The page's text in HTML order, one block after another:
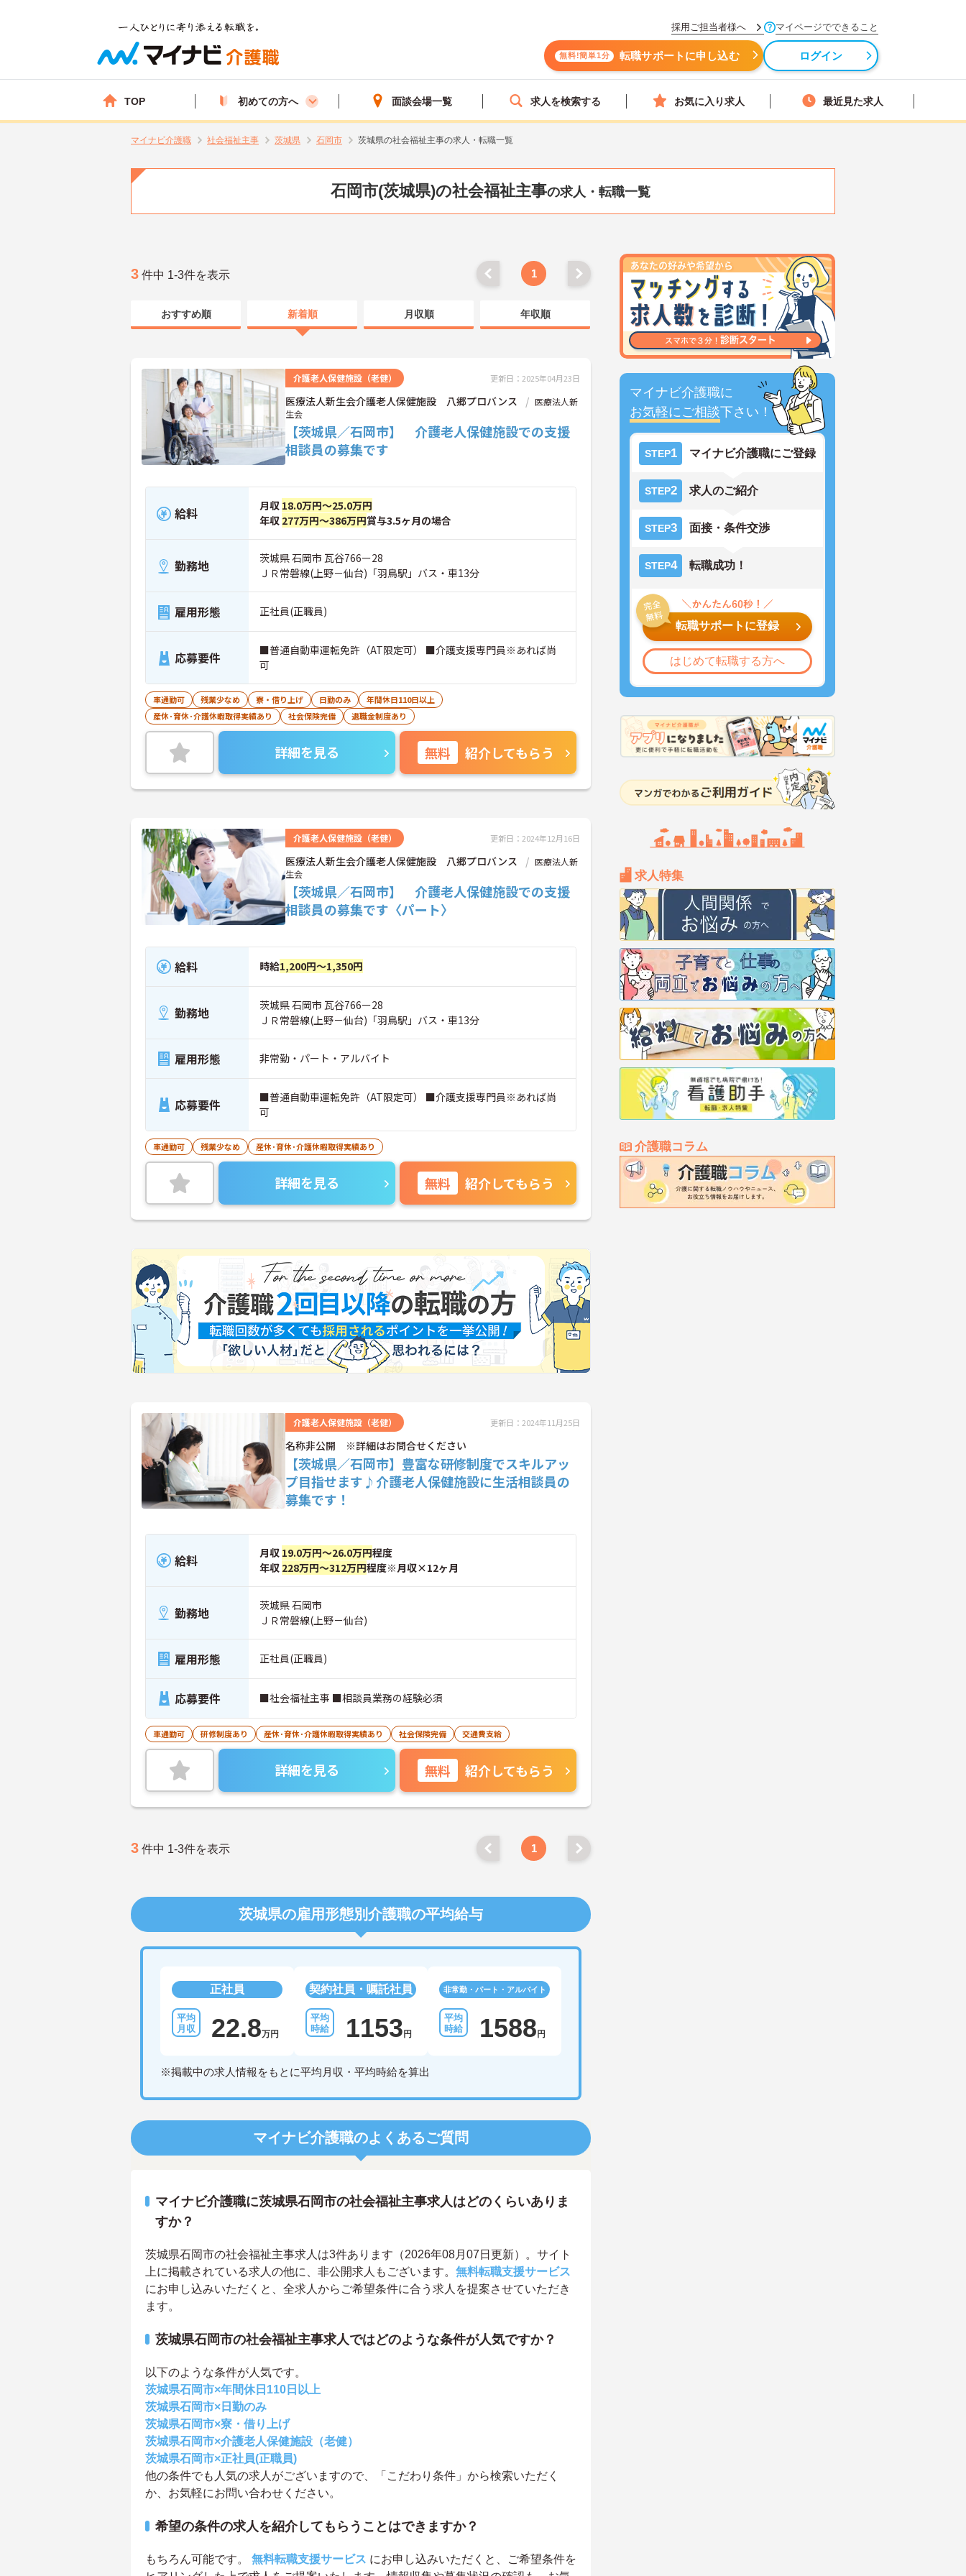
採用ご担当者様へ マイページでできること
無料!簡単1分 転職サポートに申し込む ログイン
TOP 初めての方へ 面談会場一覧 求人を検索する お気に入り求人 最近見た求人
マイナビ介護職 社会福祉主事 茨城県 石岡市 茨城県の社会福祉主事の求人・転職一覧
石岡市(茨城県)の社会福祉主事の求人・転職一覧
マイナビ介護職に
お気軽にご相談下さい！
STEP1 マイナビ介護職にご登録
STEP2 求人のご紹介
STEP3 面接・条件交渉
STEP4 転職成功！
転職サポートに登録
はじめて転職する方へ
求人特集
介護職コラム
3 件中 1-3件を表示 1
おすすめ順 新着順 月収順 年収順
介護老人保健施設（老健） 更新日：2025年04月23日
医療法人新生会介護老人保健施設 八郷プロバンス
医療法人新
生会
【茨城県／石岡市】 介護老人保健施設での支援
相談員の募集です
給料 月収 18.0万円～25.0万円
年収 277万円～386万円賞与3.5ヶ月の場合
勤務地
茨城県 石岡市 瓦谷766ー28
ＪＲ常磐線(上野－仙台)「羽鳥駅」バス・車13分
雇用形態 正社員(正職員)
応募要件
■普通自動車運転免許（AT限定可） ■介護支援専門員※あれば尚
可
車通勤可 残業少なめ 寮・借り上げ 日勤のみ
年間休日110日以上
産休･育休･介護休暇取得実績あり
社会保険完備 退職金制度あり
詳細を見る 無料 紹介してもらう
介護老人保健施設（老健） 更新日：2024年12月16日
医療法人新生会介護老人保健施設 八郷プロバンス
医療法人新
生会
【茨城県／石岡市】 介護老人保健施設での支援
相談員の募集です〈パート〉
給料 時給1,200円～1,350円
勤務地
茨城県 石岡市 瓦谷766ー28
ＪＲ常磐線(上野－仙台)「羽鳥駅」バス・車13分
雇用形態 非常勤・パート・アルバイト
応募要件
■普通自動車運転免許（AT限定可） ■介護支援専門員※あれば尚
可
車通勤可 残業少なめ 産休･育休･介護休暇取得実績あり
詳細を見る 無料 紹介してもらう
介護老人保健施設（老健） 更新日：2024年11月25日
名称非公開 ※詳細はお問合せください
【茨城県／石岡市】豊富な研修制度でスキルアッ
プ目指せます♪介護老人保健施設に生活相談員の
募集です！
給料 月収 19.0万円～26.0万円程度
年収 228万円～312万円程度※月収×12ヶ月
勤務地
茨城県 石岡市
ＪＲ常磐線(上野－仙台)
雇用形態 正社員(正職員)
応募要件 ■社会福祉主事 ■相談員業務の経験必須
車通勤可 研修制度あり 産休･育休･介護休暇取得実績あり 社会保険完備 交通費支給
詳細を見る 無料 紹介してもらう
3 件中 1-3件を表示 1
茨城県の雇用形態別介護職の平均給与
正社員
22.8万円
契約社員・嘱託社員
1153円
非常勤・パート・アルバイト
1588円
※掲載中の求人情報をもとに平均月収・平均時給を算出
マイナビ介護職のよくあるご質問
マイナビ介護職に茨城県石岡市の社会福祉主事求人はどのくらいありま
すか？
茨城県石岡市の社会福祉主事求人は3件あります（2026年08月07日更新）。サイト
上に掲載されている求人の他に、非公開求人もございます。 無料転職支援サービス
にお申し込みいただくと、全求人からご希望条件に合う求人を提案させていただき
ます。
茨城県石岡市の社会福祉主事求人ではどのような条件が人気ですか？
以下のような条件が人気です。
茨城県石岡市×年間休日110日以上
茨城県石岡市×日勤のみ
茨城県石岡市×寮・借り上げ
茨城県石岡市×介護老人保健施設（老健）
茨城県石岡市×正社員(正職員)
他の条件でも人気の求人がございますので、「こだわり条件」から検索いただく
か、お気軽にお問い合わせください。
希望の条件の求人を紹介してもらうことはできますか？
もちろん可能です。 無料転職支援サービス にお申し込みいただくと、ご希望条件を